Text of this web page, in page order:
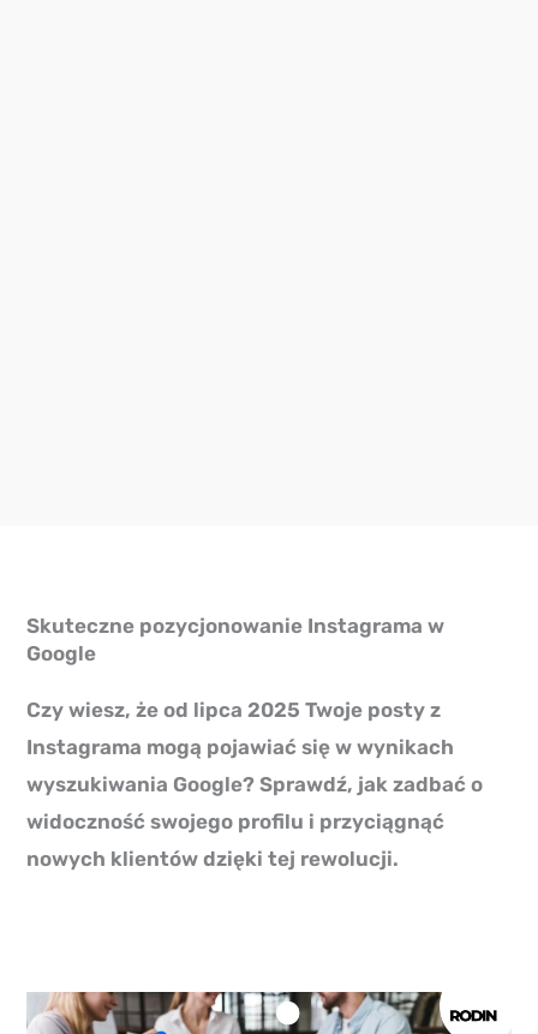
Skuteczne pozycjonowanie Instagrama w
Google
Czy wiesz, że od lipca 2025 Twoje posty z
Instagrama mogą pojawiać się w wynikach
wyszukiwania Google? Sprawdź, jak zadbać o
widoczność swojego profilu i przyciągnąć
nowych klientów dzięki tej rewolucji.